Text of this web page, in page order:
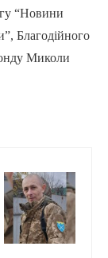
“Новини
Благодійного
Миколи